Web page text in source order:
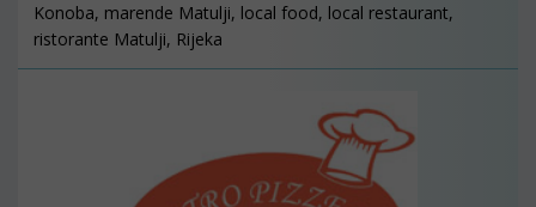
Konoba, marende Matulji, local food, local restaurant,
ristorante Matulji, Rijeka